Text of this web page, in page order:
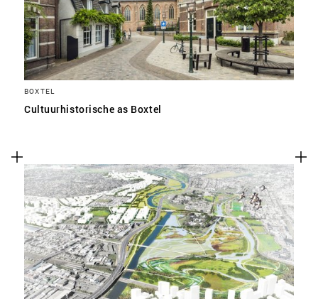
BOXTEL
Cultuurhistorische as Boxtel